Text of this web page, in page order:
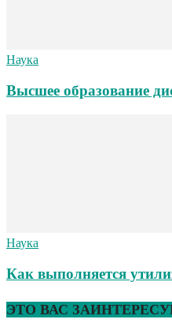
Наука
Высшее образование
Наука
Как выполняется
ЭТО ВАС